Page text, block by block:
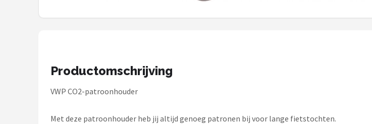
New Looxs
Productomschrijving
VWP CO2-patroonhouder
Met deze patroonhouder heb jij altijd genoeg patronen bij voor lange fietstochten.